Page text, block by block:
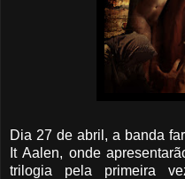
Dia 27 de abril, a banda
It Aalen, onde
trilogia pela primeira